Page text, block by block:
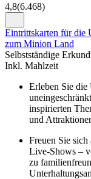
4,8(6.468)
Eintrittskarten für die
zum Minion Land
Selbstständige
Inkl. Mahlzeit
Erleben Sie die
inspirierten
und
Freuen Sie
Live-Shows –
zu